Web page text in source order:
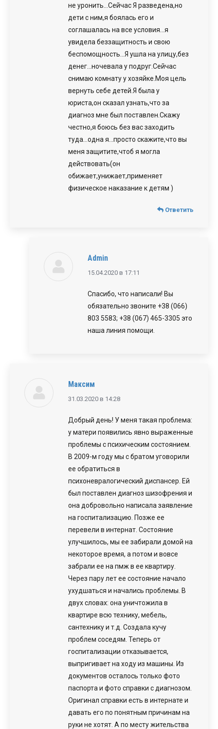
не уронить…Сейчас Я разведена,но
дети с ним,я боялась его и
соглашалась на все условия…я
увидела беззащитность и свою
беспомощность…Я ушла на улицу,без
денег…ночевала у подруг.Сейчас
снимаю комнату у хозяйке.Моя цель
вернуть себе детей.Я была у
юриста,он сказал узнать,что за
диагноз мне был поставлен.Скажу
честно,я боюсь без вас заходить
туда…одна я…просто скажите,что вы
меня защитите,чтоб я могла
действовать(он
обижает,унижает,применяет
физическое наказание к детям )
Ответить
Admin
говорит:
15.04.2020 в 17:11
Спасибо, что написали! Вы
обязательно звоните +38 (066)
803 5583; +38 (067) 465-3305 это
наша линия помощи.
Максим
говорит:
31.03.2020 в 14:28
Добрый день! У меня такая проблема:
у матери появились явно выраженные
проблемы с психическим состоянием.
В 2009-м году мы с братом уговорили
ее обратиться в
психоневралогический диспансер. Ей
был поставлен диагноз шизофрения и
она добровольно написала заявление
на госпитализацию. Позже ее
перевели в интернат. Состояние
улучшилось, мы ее забирали домой на
некоторое время, а потом и вовсе
забрали ее на пмж в ее квартиру.
Через пару лет ее состояние начало
ухудшаться и начались проблемы. В
двух словах: она уничтожила в
квартире всю технику, мебель,
сантехнику и т.д. Создала кучу
проблем соседям. Теперь от
госпитализации отказывается,
выпригивает на ходу из машины. Из
документов осталось только фото
паспорта и фото справки с диагнозом.
Оригинал справки есть в интернате и
давать его по понятным причинам на
руки не хотят. А по месту жительства